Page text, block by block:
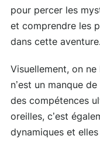
pour percer les
et comprendre les
dans cette aventure.
Visuellement, on
n’est un manque
des compétences
oreilles, c’est
dynamiques et